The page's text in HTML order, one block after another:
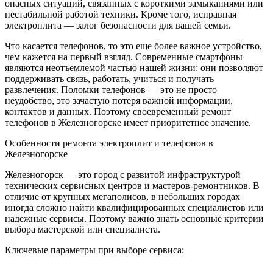
опасных ситуаций, связанных с короткими замыканиями или
нестабильной работой техники. Кроме того, исправная
электроплита — залог безопасности для вашей семьи.
Что касается телефонов, то это еще более важное устройство,
чем кажется на первый взгляд. Современные смартфоны
являются неотъемлемой частью нашей жизни: они позволяют
поддерживать связь, работать, учиться и получать
развлечения. Поломки телефонов — это не просто
неудобство, это зачастую потеря важной информации,
контактов и данных. Поэтому своевременный ремонт
телефонов в Железногорске имеет приоритетное значение.
Особенности ремонта электроплит и телефонов в
Железногорске
Железногорск — это город с развитой инфраструктурой
технических сервисных центров и мастеров-ремонтников. В
отличие от крупных мегаполисов, в небольших городах
иногда сложно найти квалифицированных специалистов или
надежные сервисы. Поэтому важно знать основные критерии
выбора мастерской или специалиста.
Ключевые параметры при выборе сервиса: